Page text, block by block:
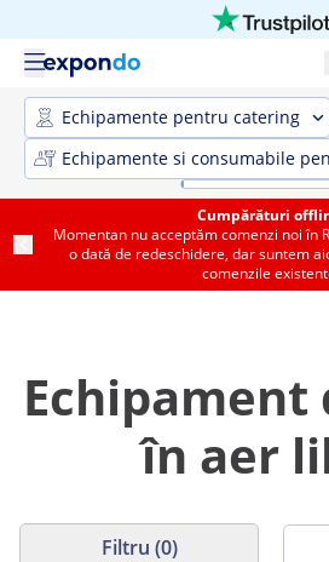
Echipamente pentru catering
Echipamente si consumabile
Cumpărături
Momentan nu acceptăm comenzi noi în
o dată de redeschidere, dar suntem
comenzile
Echipament
în aer
Filtru (0)